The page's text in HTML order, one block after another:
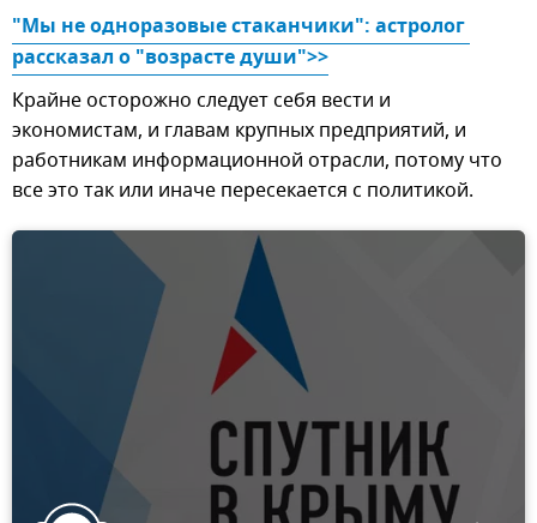
"Мы не одноразовые стаканчики": астролог
рассказал о "возрасте души">>
Крайне осторожно следует себя вести и
экономистам, и главам крупных предприятий, и
работникам информационной отрасли, потому что
все это так или иначе пересекается с политикой.